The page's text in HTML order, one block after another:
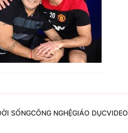
SỐNGCÔNG NGHỆGIÁO DỤCVIDEO